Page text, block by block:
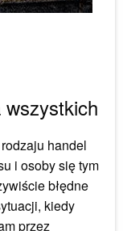
handel
i osoby się tym
błędne
kiedy
przez